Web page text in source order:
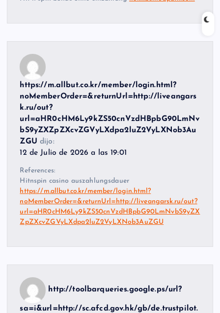
https://m.allbut.co.kr/member/login.html?
noMemberOrder=&returnUrl=http://liveangars
k.ru/out?
url=aHR0cHM6Ly9kZS50cnVzdHBpbG90LmNv
bS9yZXZpZXcvZGVyLXdpa2luZ2VyLXNob3Au
ZGU dijo:
12 de Julio de 2026 a las 19:01
References:
Hitnspin casino auszahlungsdauer
https://m.allbut.co.kr/member/login.html?
noMemberOrder=&returnUrl=http://liveangarsk.ru/out?
url=aHR0cHM6Ly9kZS50cnVzdHBpbG90LmNvbS9yZX
ZpZXcvZGVyLXdpa2luZ2VyLXNob3AuZGU
http://toolbarqueries.google.ps/url?
sa=i&url=http://sc.afcd.gov.hk/gb/de.trustpilot.